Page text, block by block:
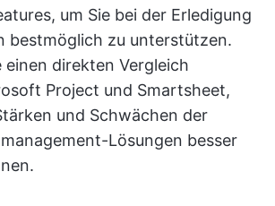
um Sie bei der Erledigung
bestmöglich zu unterstützen.
einen direkten Vergleich
Project und Smartsheet,
und Schwächen der
Lösungen besser